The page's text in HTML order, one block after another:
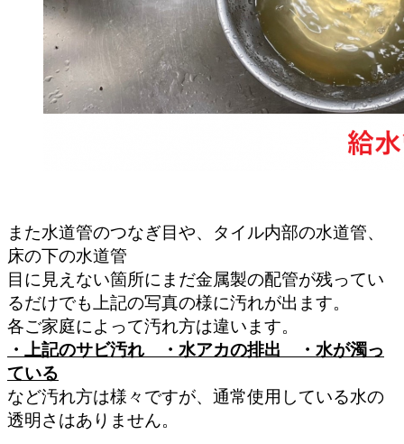
また水道管のつなぎ目や、タイル内部の水道管、
床の下の水道管
目に見えない箇所にまだ金属製の配管が残ってい
るだけでも上記の写真の様に汚れが出ます。
各ご家庭によって汚れ方は違います。
・上記のサビ汚れ ・水アカの排出 ・水が濁っ
ている
など汚れ方は様々ですが、通常使用している水の
透明さはありません。